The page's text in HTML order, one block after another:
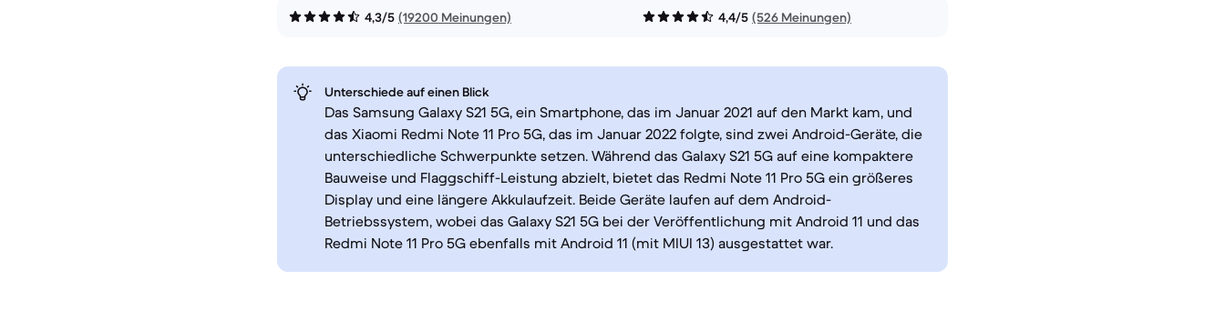
4,3/5 (19200 Meinungen) 4,4/5 (526 Meinungen)
Unterschiede auf einen Blick
Das Samsung Galaxy S21 5G, ein Smartphone, das im Januar 2021 auf den Markt kam, und
das Xiaomi Redmi Note 11 Pro 5G, das im Januar 2022 folgte, sind zwei Android-Geräte, die
unterschiedliche Schwerpunkte setzen. Während das Galaxy S21 5G auf eine kompaktere
Bauweise und Flaggschiff-Leistung abzielt, bietet das Redmi Note 11 Pro 5G ein größeres
Display und eine längere Akkulaufzeit. Beide Geräte laufen auf dem Android-
Betriebssystem, wobei das Galaxy S21 5G bei der Veröffentlichung mit Android 11 und das
Redmi Note 11 Pro 5G ebenfalls mit Android 11 (mit MIUI 13) ausgestattet war.